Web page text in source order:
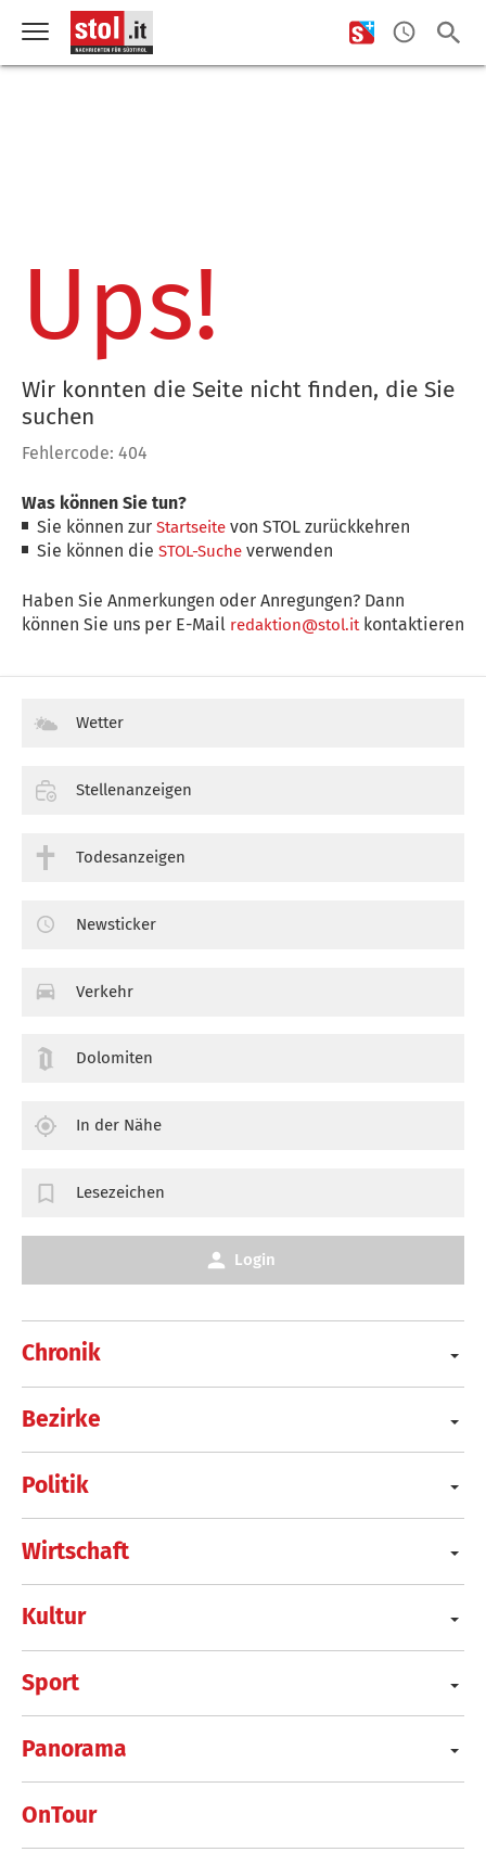
Ups!
Wir konnten die Seite nicht finden, die Sie
suchen
Fehlercode: 404
Was können Sie tun?
Sie können zurStartseite von STOL zurückkehren
Sie können dieSTOL-Suche verwenden
Haben Sie Anmerkungen oder Anregungen? Dann
können Sie uns per E-Mail redaktion@stol.itkontaktieren
Chronik
Bezirke
Politik
Wirtschaft
Kultur
Sport
Panorama
OnTour
Wetter
Stellenanzeigen
Todesanzeigen
Newsticker
Verkehr
Dolomiten
In der Nähe
Lesezeichen
Login